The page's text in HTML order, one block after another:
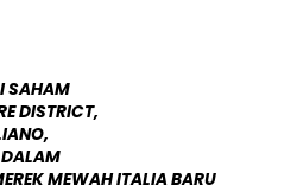
SAHAM
DISTRICT,
MEWAH ITALIA BARU